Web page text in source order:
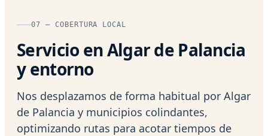
07 — COBERTURA LOCAL
Servicio en Algar de Palancia
y entorno
Nos desplazamos de forma habitual por Algar
de Palancia y municipios colindantes,
optimizando rutas para acotar tiempos de